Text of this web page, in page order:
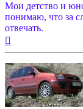
Мои детство и
понимаю, что за
отвечать.